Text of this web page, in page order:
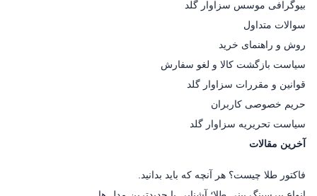
بیوگرافی موسس سزاوار گلد
سوالات متداول
روش و راهنمای خرید
سیاست بازگشت کالا و لغو سفارش
قوانین و مقررات سزاوار گلد
حریم خصوصی کاربران
سیاست تحریریه سزاوار گلد
آخرین مقالات
فاکتور طلا چیست؟ هر آنچه که باید بدانید.